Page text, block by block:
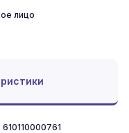
лицо
610110000761